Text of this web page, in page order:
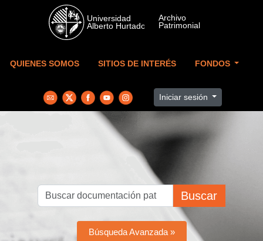
Skip to main content
QUIENES SOMOS SITIOS DE INTERÉS FONDOS
Iniciar sesión
Buscar
Búsqueda Avanzada »